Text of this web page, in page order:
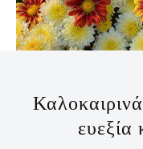
ευεξία